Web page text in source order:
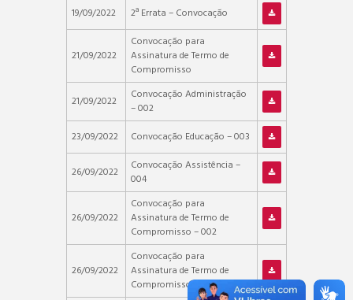
19/09/2022 2ª Errata – Convocação
21/09/2022
Convocação para
Assinatura de Termo de
Compromisso
21/09/2022
Convocação Administração
– 002
23/09/2022
Convocação Educação – 003
26/09/2022
Convocação Assistência –
004
26/09/2022
Convocação para
Assinatura de Termo de
Compromisso – 002
26/09/2022
Convocação para
Assinatura de Termo de
Compromisso – 003